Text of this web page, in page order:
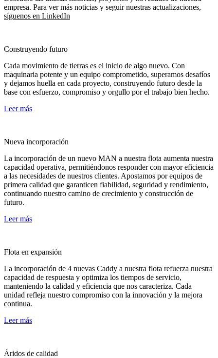
empresa. Para ver más noticias y seguir nuestras actualizaciones,
síguenos en LinkedIn
Construyendo futuro
Cada movimiento de tierras es el inicio de algo nuevo. Con
maquinaria potente y un equipo comprometido, superamos desafíos
y dejamos huella en cada proyecto, construyendo futuro desde la
base con esfuerzo, compromiso y orgullo por el trabajo bien hecho.
Leer más
Nueva incorporación
La incorporación de un nuevo MAN a nuestra flota aumenta nuestra
capacidad operativa, permitiéndonos responder con mayor eficiencia
a las necesidades de nuestros clientes. Apostamos por equipos de
primera calidad que garanticen fiabilidad, seguridad y rendimiento,
continuando nuestro camino de crecimiento y construcción de
futuro.
Leer más
Flota en expansión
La incorporación de 4 nuevas Caddy a nuestra flota refuerza nuestra
capacidad de respuesta y optimiza los tiempos de servicio,
manteniendo la calidad y eficiencia que nos caracteriza. Cada
unidad refleja nuestro compromiso con la innovación y la mejora
continua.
Leer más
Áridos de calidad